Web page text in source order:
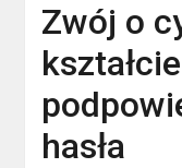
Zwój o
hasła